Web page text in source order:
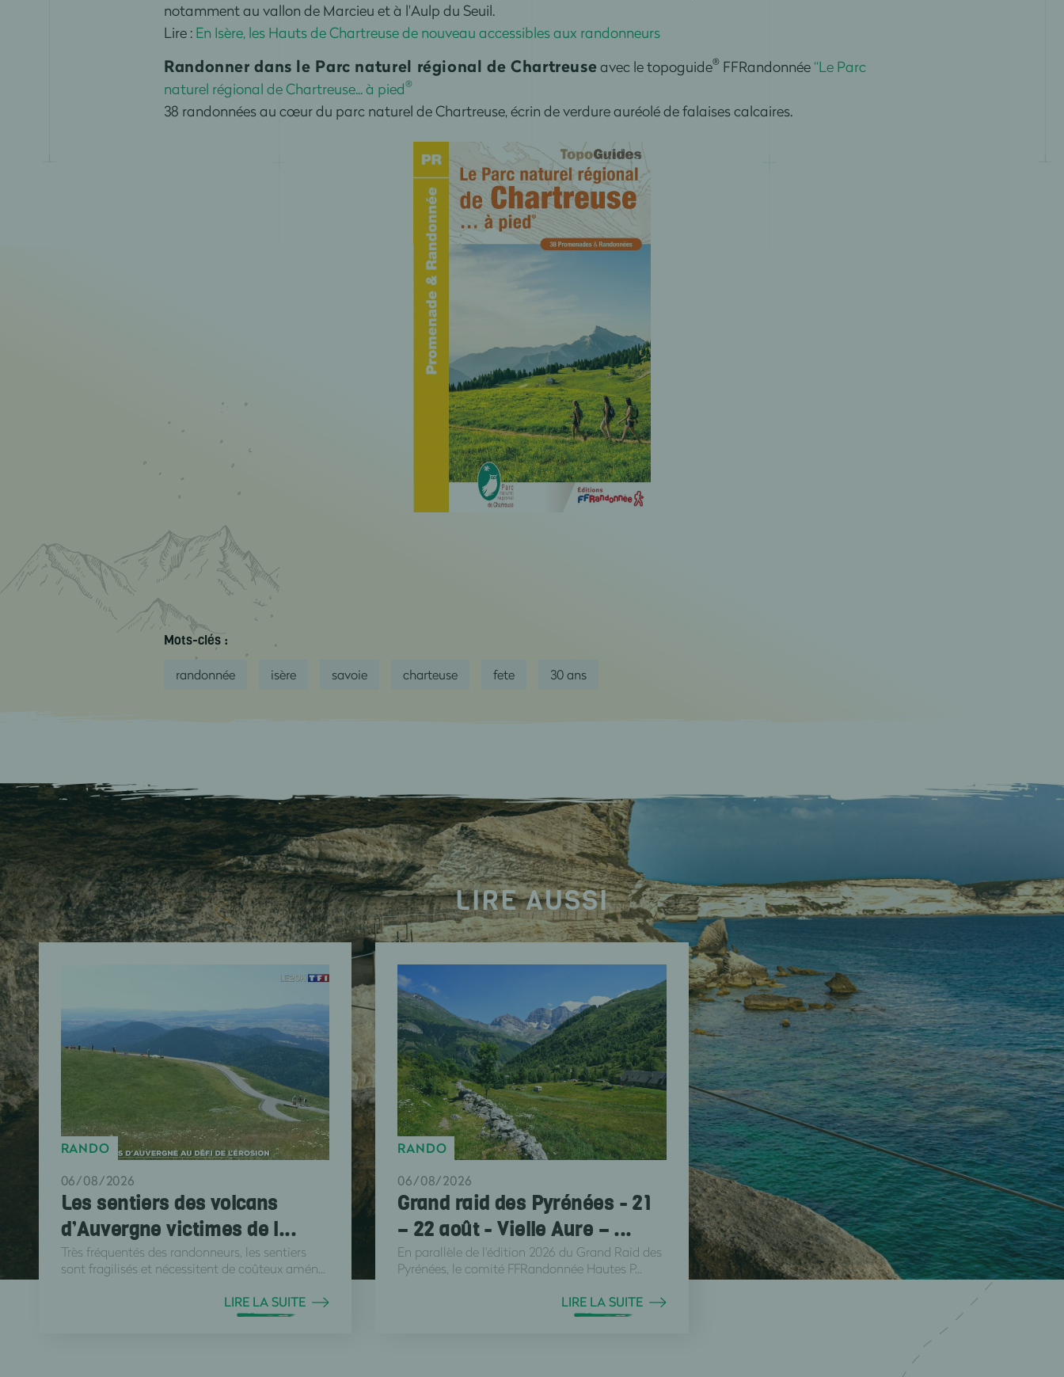
notamment au vallon de Marcieu et à l'Aulp du Seuil.
Lire : En Isère, les Hauts de Chartreuse de nouveau accessibles aux randonneurs
Randonner dans le Parc naturel régional de Chartreuseavec le topoguide® FFRandonnée “Le Parc
naturel régional de Chartreuse... à pied®
38 randonnées au cœur du parc naturel de Chartreuse, écrin de verdure auréolé de falaises calcaires.
Mots-clés :
randonnée isère savoie charteuse fete 30 ans
LIRE AUSSI
RANDO
06/08/2026
Les sentiers des volcans
d’Auvergne victimes de l...
Très fréquentés des randonneurs, les sentiers
sont fragilisés et nécessitent de coûteux amén...
LIRE LA SUITE
RANDO
06/08/2026
Grand raid des Pyrénées - 21
– 22 août - Vielle Aure – ...
En parallèle de l'édition 2026 du Grand Raid des
Pyrénées, le comité FFRandonnée Hautes P...
LIRE LA SUITE